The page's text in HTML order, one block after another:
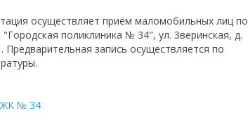
осуществляет приём маломобильных лиц по
поликлиника № 34", ул. Зверинская, д.
Предварительная запись осуществляется по
ЖК № 34